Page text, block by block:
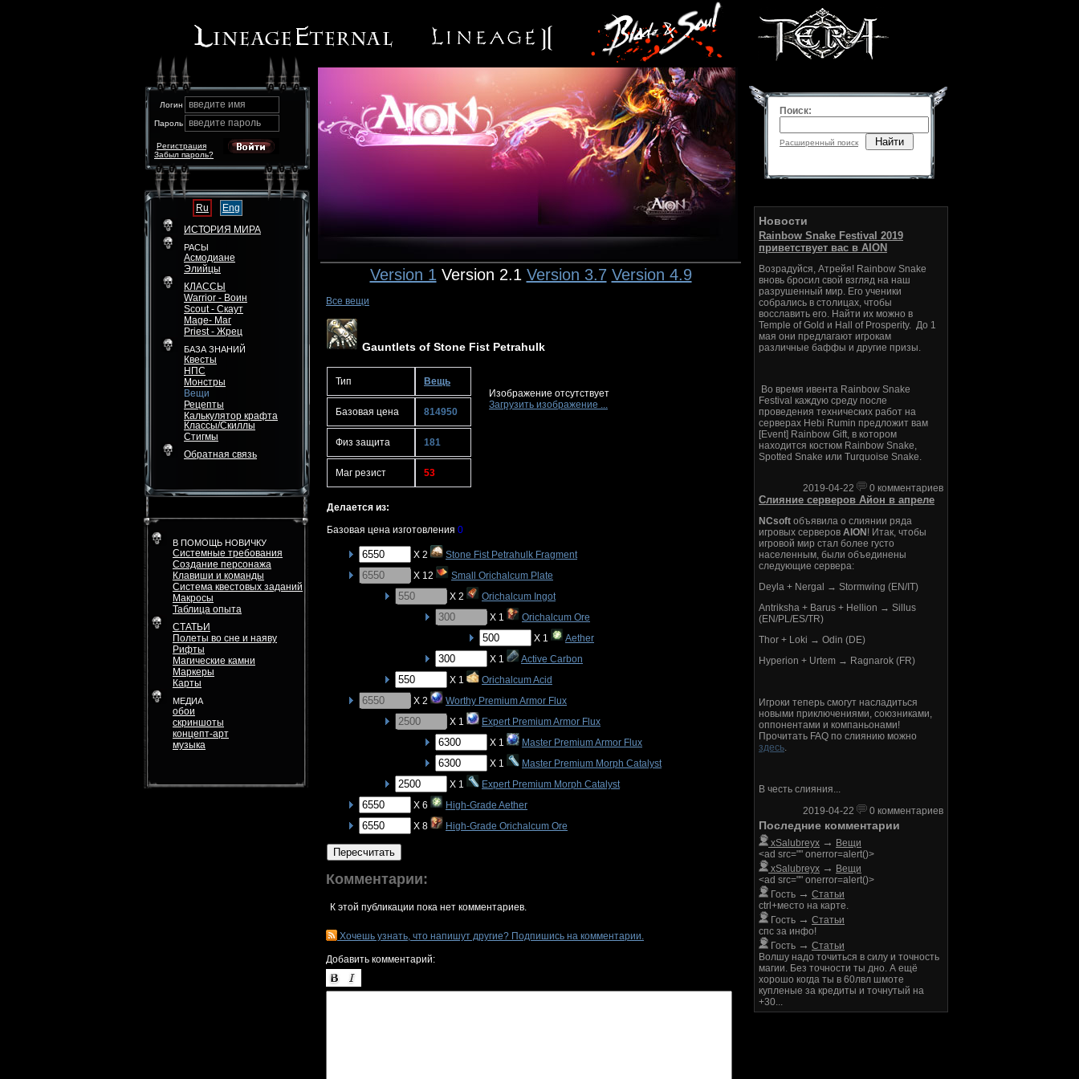
Логин введите имя
Пароль введите пароль
Забыл пароль?
Регистрация
Ru
Eng
ИСТОРИЯ МИРА
РАСЫ
Асмодиане
Элийцы
КЛАССЫ
Warrior - Воин
Scout - Скаут
Mage- Маг
Priest - Жрец
БАЗА ЗНАНИЙ
Квесты
НПС
Монстры
Вещи
Рецепты
Калькулятор крафта
Классы/Скиллы
Стигмы
Обратная связь
В ПОМОЩЬ НОВИЧКУ
Системные требования
Создание персонажа
Клавиши и команды
Система квестовых заданий
Макросы
Таблица опыта
СТАТЬИ
Полеты во сне и наяву
Рифты
Магические камни
Маркеры
Карты
МЕДИА
обои
скриншоты
концепт-арт
музыка
Version 1 Version 2.1 Version 3.7 Version 4.9
Все вещи
Gauntlets of Stone Fist Petrahulk
Тип Вещь
Базовая цена 814950
Физ защита 181
Маг резист 53
Изображение отсутствует
Загрузить изображение ...
Делается из:
Базовая цена изготовления 0
X 2
Stone Fist Petrahulk Fragment
X 12
Small Orichalcum Plate
X 2
Orichalcum Ingot
X 1
Orichalcum Ore
X 1
Aether
X 1
Active Carbon
X 1
Orichalcum Acid
X 2
Worthy Premium Armor Flux
X 1
Expert Premium Armor Flux
X 1
Master Premium Armor Flux
X 1
Master Premium Morph Catalyst
X 1
Expert Premium Morph Catalyst
X 6
High-Grade Aether
X 8
High-Grade Orichalcum Ore
Пересчитать
Комментарии:
К этой публикации пока нет комментариев.
Хочешь узнать, что напишут другие? Подпишись на комментарии.
Добавить комментарий:
Поиск:
Расширенный поиск Найти
Новости
Rainbow Snake Festival 2019
приветствует вас в AION
Возрадуйся, Атрейя! Rainbow Snake
вновь бросил свой взгляд на наш
разрушенный мир. Его ученики
собрались в столицах, чтобы
восславить его. Найти их можно в
Temple of Gold и Hall of Prosperity. До 1
мая они предлагают игрокам
различные баффы и другие призы.
Во время ивента Rainbow Snake
Festival каждую среду после
проведения технических работ на
серверах Hebi Rumin предложит вам
[Event] Rainbow Gift, в котором
находится костюм Rainbow Snake,
Spotted Snake или Turquoise Snake.
2019-04-22 0 комментариев
Слияние серверов Айон в апреле
NCsoft объявила о слиянии ряда
игровых серверов AION ! Итак, чтобы
игровой мир стал более густо
населенным, были объединены
следующие сервера:
Deyla + Nergal → Stormwing (EN/IT)
Antriksha + Barus + Hellion → Sillus
(EN/PL/ES/TR)
Thor + Loki → Odin (DE)
Hyperion + Urtem → Ragnarok (FR)
Игроки теперь смогут насладиться
новыми приключениями, союзниками,
оппонентами и компаньонами!
Прочитать FAQ по слиянию можно
здесь.
В честь слияния...
2019-04-22
0 комментариев
Последние комментарии
xSalubreyx → Вещи
<ad src="" onerror=alert()>
xSalubreyx → Вещи
<ad src="" onerror=alert()>
Гость → Статьи
ctrl+место на карте.
Гость → Статьи
спс за инфо!
Гость → Статьи
Волшу надо точиться в силу и точность
магии. Без точности ты дно. А ещё
хорошо когда ты в 60лвл шмоте
купленые за кредиты и точнутый на
+30...